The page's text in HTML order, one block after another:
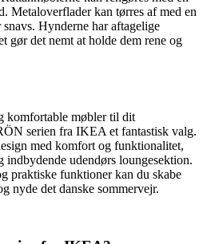
Metaloverflader kan tørres af med en
Hynderne har aftagelige
gør det nemt at holde dem rene og
komfortable møbler til dit
serien fra IKEA et fantastisk valg.
med komfort og funktionalitet,
udendørs loungesektion.
praktiske funktioner kan du skabe
nyde det danske sommervejr.